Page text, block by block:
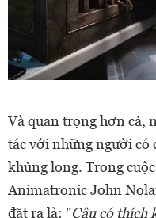
Và quan trọng hơn cả,
tác với những người có
khủng long. Trong
Animatronic John
đặt ra là: "Cậu có thích